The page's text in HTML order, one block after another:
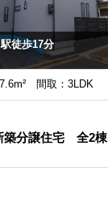
徒歩17分
間取：3LDK
築分譲住宅 全2棟